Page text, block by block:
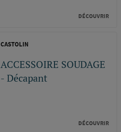
DÉCOUVRIR
CASTOLIN
ACCESSOIRE SOUDAGE
- Décapant
DÉCOUVRIR